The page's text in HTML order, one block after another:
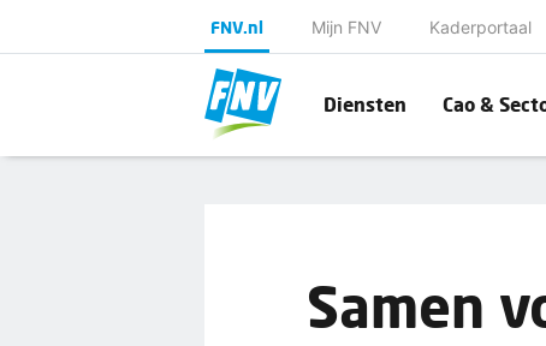
FNV.nl Mijn FNV Kaderportaal
Diensten Cao &
Samen